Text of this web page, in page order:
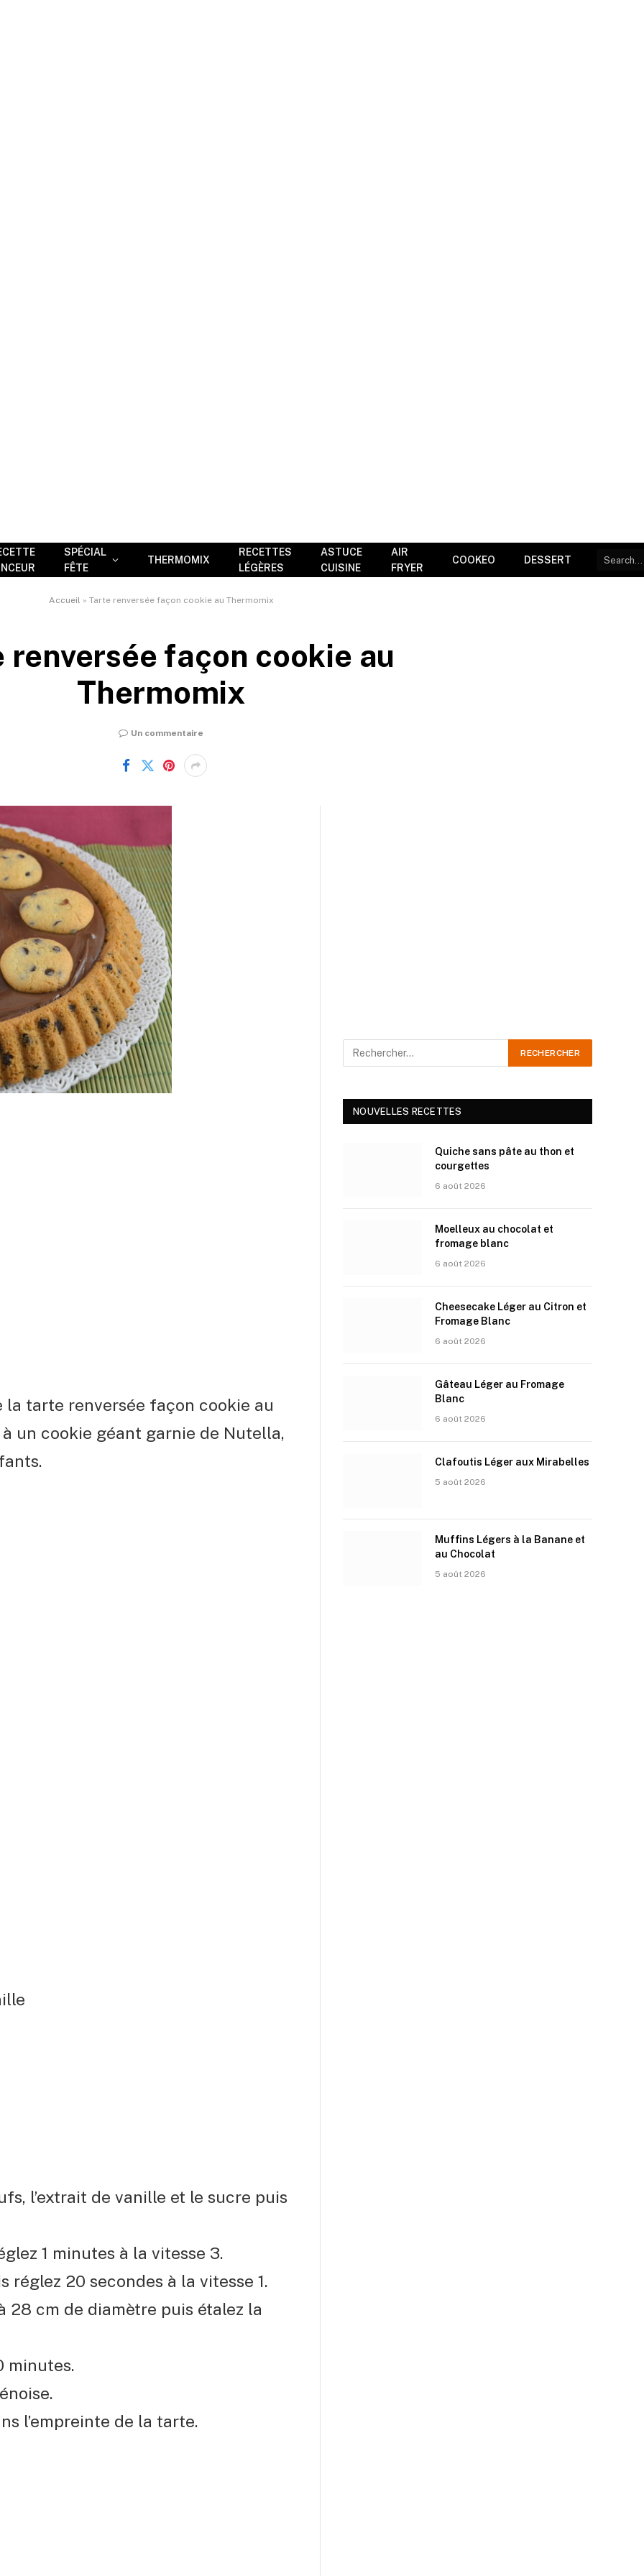
SPÉCIAL
FÊTE
THERMOMIX
RECETTES
LÉGÈRES
ASTUCE
CUISINE
AIR
FRYER
COOKEO DESSERT
Accueil » Tarte renversée façon cookie au Thermomix
renversée façon cookie au
Thermomix
Un commentaire
tarte renversée façon cookie au
un cookie géant garnie de Nutella,
l’extrait de vanille et le sucre puis
1 minutes à la vitesse 3.
20 secondes à la vitesse 1.
28 cm de diamètre puis étalez la
minutes.
l’empreinte de la tarte.
NOUVELLES RECETTES
Quiche sans pâte au thon et
courgettes
6 août 2026
Moelleux au chocolat et
fromage blanc
6 août 2026
Cheesecake Léger au Citron et
Fromage Blanc
6 août 2026
Gâteau Léger au Fromage
Blanc
6 août 2026
Clafoutis Léger aux Mirabelles
5 août 2026
Muffins Légers à la Banane et
au Chocolat
5 août 2026